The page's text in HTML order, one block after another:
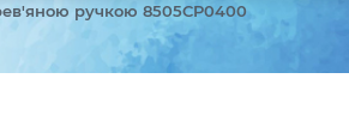
ручкою 8505CP0400